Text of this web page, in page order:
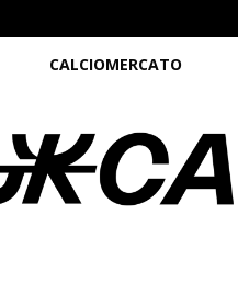
CALCIOMERCATO